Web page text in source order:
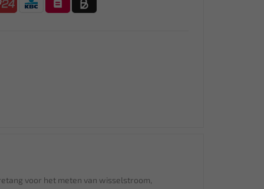
voor het meten van wisselstroom,